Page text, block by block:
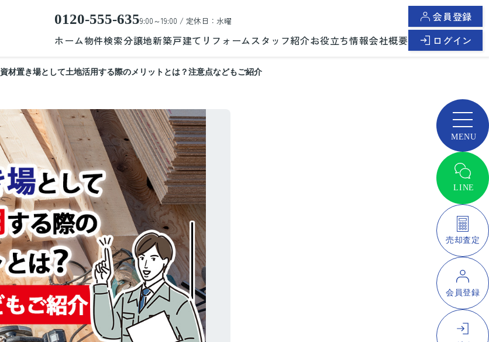
0120-555-6359:00～19:00 / 定休日：水曜
ホーム物件検索分譲地新築戸建て リフォーム スタッフ紹介お役立ち情報会社概要
会員登録
ログイン
資材置き場として土地活用する際のメリットとは？注意点などもご紹介